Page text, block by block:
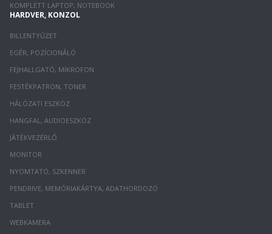
KOMPLETT LAPTOP, NOTEBOOK
HARDVER, KONZOL
BILLENTYŰZET
EGÉR, POZÍCIONÁLÓ
FEJHALLGATÓ, MIKROFON
FESTÉKPATRON, TONER
HÁLÓZATI ESZKÖZ
HANGFAL, AUDIOESZKÖZ
JÁTÉKVEZÉRLŐ
MONITOR
NYOMTATÓ, SZKENNER
PENDRIVE, MEMÓRIAKÁRTYA, ADATHORDOZÓ
TABLET
WEBKAMERA